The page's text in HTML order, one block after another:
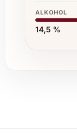
ALKOHOL
14,5 %